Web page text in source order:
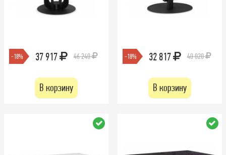
-18% 37 917 46 240
В корзину
-18% 32 817 40 020
В корзину